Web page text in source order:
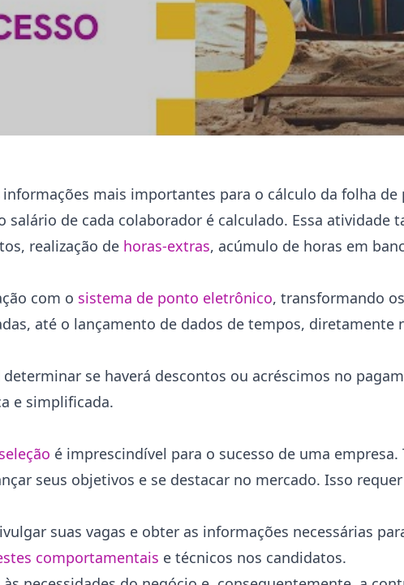
informações mais importantes para o cálculo da folha de
salário de cada colaborador é calculado. Essa atividade
realização de horas-extras, acúmulo de horas em
com o sistema de ponto eletrônico, transformando
até o lançamento de dados de tempos, diretamente
se haverá descontos ou acréscimos no
e simplificada.
é imprescindível para o sucesso de uma empresa.
seus objetivos e se destacar no mercado. Isso
suas vagas e obter as informações necessárias
comportamentais e técnicos nos candidatos.